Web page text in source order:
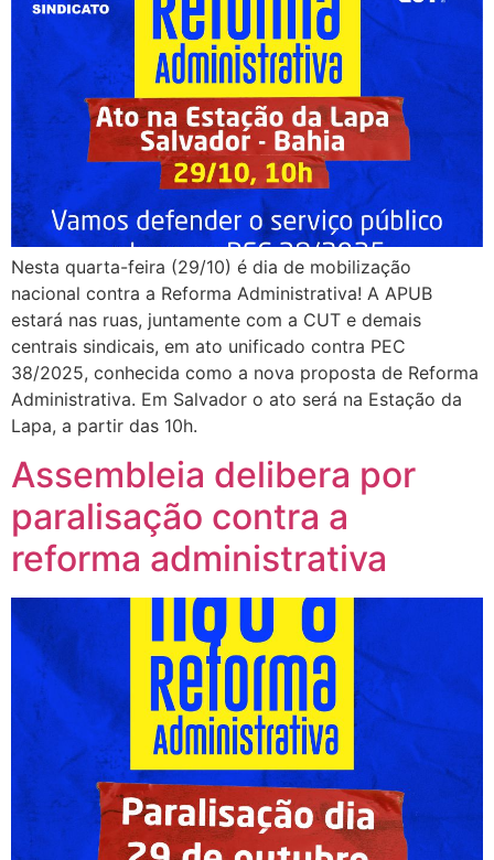
Nesta quarta-feira (29/10) é dia de mobilização
nacional contra a Reforma Administrativa! A APUB
estará nas ruas, juntamente com a CUT e demais
centrais sindicais, em ato unificado contra PEC
38/2025, conhecida como a nova proposta de Reforma
Administrativa. Em Salvador o ato será na Estação da
Lapa, a partir das 10h.
Assembleia delibera por
paralisação contra a
reforma administrativa